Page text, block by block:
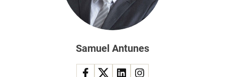
Samuel Antunes